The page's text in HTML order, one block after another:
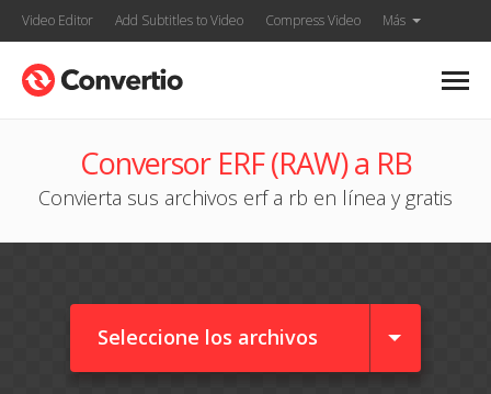
Video Editor Add Subtitles to Video Compress Video Más
Conversor ERF (RAW) a RB
Convierta sus archivos erf a rb en línea y gratis
Seleccione los archivos